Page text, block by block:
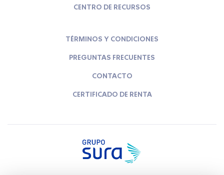
CENTRO DE RECURSOS
TÉRMINOS Y CONDICIONES
PREGUNTAS FRECUENTES
CONTACTO
CERTIFICADO DE RENTA